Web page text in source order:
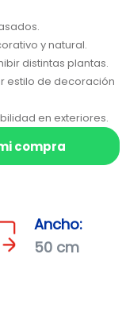
y natural.
distintas plantas.
estilo de decoración
en exteriores.
compra
Ancho:
50 cm